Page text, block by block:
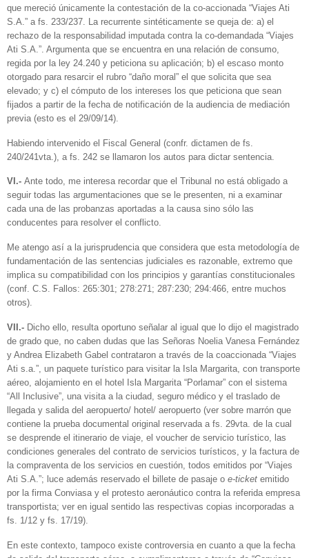
que mereció únicamente la contestación de la co-accionada “Viajes Ati
S.A.” a fs. 233/237. La recurrente sintéticamente se queja de: a) el
rechazo de la responsabilidad imputada contra la co-demandada “Viajes
Ati S.A.”. Argumenta que se encuentra en una relación de consumo,
regida por la ley 24.240 y peticiona su aplicación; b) el escaso monto
otorgado para resarcir el rubro “daño moral” el que solicita que sea
elevado; y c) el cómputo de los intereses los que peticiona que sean
fijados a partir de la fecha de notificación de la audiencia de mediación
previa (esto es el 29/09/14).
Habiendo intervenido el Fiscal General (confr. dictamen de fs.
240/241vta.), a fs. 242 se llamaron los autos para dictar sentencia.
VI.- Ante todo, me interesa recordar que el Tribunal no está obligado a
seguir todas las argumentaciones que se le presenten, ni a examinar
cada una de las probanzas aportadas a la causa sino sólo las
conducentes para resolver el conflicto.
Me atengo así a la jurisprudencia que considera que esta metodología de
fundamentación de las sentencias judiciales es razonable, extremo que
implica su compatibilidad con los principios y garantías constitucionales
(conf. C.S. Fallos: 265:301; 278:271; 287:230; 294:466, entre muchos
otros).
VII.- Dicho ello, resulta oportuno señalar al igual que lo dijo el magistrado
de grado que, no caben dudas que las Señoras Noelia Vanesa Fernández
y Andrea Elizabeth Gabel contrataron a través de la coaccionada “Viajes
Ati s.a.”, un paquete turístico para visitar la Isla Margarita, con transporte
aéreo, alojamiento en el hotel Isla Margarita “Porlamar” con el sistema
“All Inclusive”, una visita a la ciudad, seguro médico y el traslado de
llegada y salida del aeropuerto/ hotel/ aeropuerto (ver sobre marrón que
contiene la prueba documental original reservada a fs. 29vta. de la cual
se desprende el itinerario de viaje, el voucher de servicio turístico, las
condiciones generales del contrato de servicios turísticos, y la factura de
la compraventa de los servicios en cuestión, todos emitidos por “Viajes
Ati S.A.”; luce además reservado el billete de pasaje o e-ticket emitido
por la firma Conviasa y el protesto aeronáutico contra la referida empresa
transportista; ver en igual sentido las respectivas copias incorporadas a
fs. 1/12 y fs. 17/19).
En este contexto, tampoco existe controversia en cuanto a que la fecha